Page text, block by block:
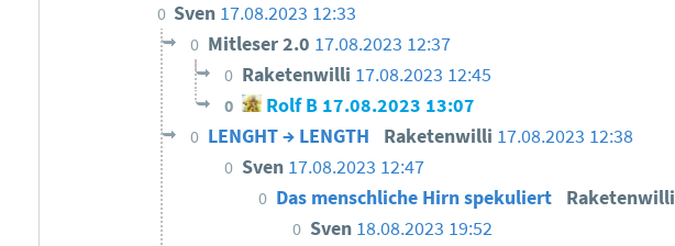
0 Sven 17.08.2023 12:33
0 Mitleser 2.0 17.08.2023 12:37
0 Raketenwilli 17.08.2023 12:45
0 Rolf B 17.08.2023 13:07
0 LENGHT → LENGTH Raketenwilli 17.08.2023 12:38
0 Sven 17.08.2023 12:47
0 Das menschliche Hirn spekuliert Raketenwilli
0 Sven 18.08.2023 19:52